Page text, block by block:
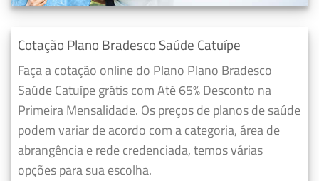
Cotação Plano Bradesco Saúde Catuípe
Faça a cotação online do Plano Plano Bradesco
Saúde Catuípe grátis com Até 65% Desconto na
Primeira Mensalidade. Os preços de planos de saúde
podem variar de acordo com a categoria, área de
abrangência e rede credenciada, temos várias
opções para sua escolha.